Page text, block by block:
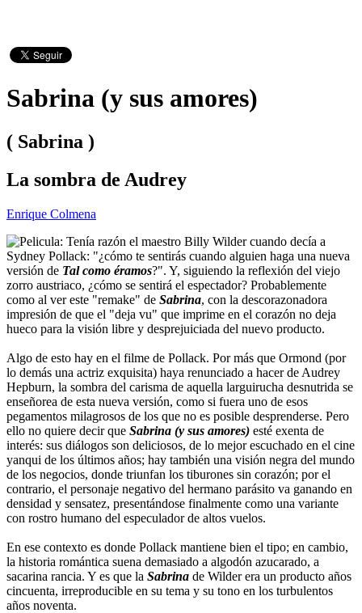
Sabrina (y sus amores)
( Sabrina )
La sombra de Audrey
Enrique Colmena
Tenía razón el maestro Billy Wilder cuando decía a
Sydney Pollack: "¿cómo te sentirás cuando alguien haga una nueva
versión de Tal como éramos?". Y, siguiendo la reflexión del viejo
zorro austriaco, ¿cómo se sentirá el espectador? Probablemente
como al ver este "remake" de Sabrina, con la descorazonadora
impresión de que el "deja vu" que imprime en el corazón no deja
hueco para la visión libre y desprejuiciada del nuevo producto.
Algo de esto hay en el filme de Pollack. Por más que Ormond (por
lo demás una actriz exquisita) haya renunciado a hacer de Audrey
Hepburn, la sombra del carisma de aquella larguirucha desnutrida se
enseñorea de esta nueva versión, como si fuera uno de esos
pegamentos milagrosos de los que no es posible desprenderse. Pero
ello no quiere decir que Sabrina (y sus amores) esté exenta de
interés: sus diálogos son deliciosos, de lo mejor escuchado en el cine
yanqui de los últimos años; hay también una visión negra del mundo
de los negocios, donde triunfan los tiburones sin corazón; por el
contrario, el personaje negativo del hermano parásito va ganando en
densidad y sensatez, presentándose finalmente como una variante
con rostro humano del especulador de altos vuelos.
En ese contexto es donde Pollack mantiene bien el tipo; en cambio,
la historia romántica suena demasiado a algodón azucarado, a
sacarina rancia. Y es que la Sabrina de Wilder era un producto años
cincuenta, irreproducible en su tema y su tono en los turbulentos
años noventa.